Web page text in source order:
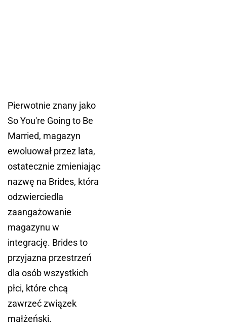
Pierwotnie znany jako
So You're Going to Be
Married, magazyn
ewoluował przez lata,
ostatecznie zmieniając
nazwę na Brides, która
odzwierciedla
zaangażowanie
magazynu w
integrację. Brides to
przyjazna przestrzeń
dla osób wszystkich
płci, które chcą
zawrzeć związek
małżeński.